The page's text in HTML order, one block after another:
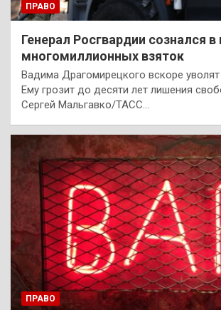
ПРАВО
Генерал Росгвардии сознался в
многомиллионных взяток
Вадима Драгомирецкого вскоре
Ему грозит до десяти лет лишения
Сергей Мальгавко/ТАСС…
ПРАВО